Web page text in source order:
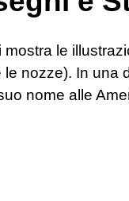
le
le nozze). In una
nome alle